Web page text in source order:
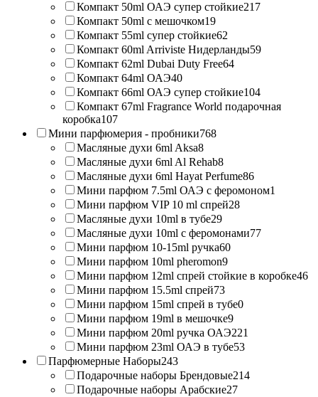
Компакт 50ml ОАЭ супер стойкие217
Компакт 50ml с мешочком19
Компакт 55ml супер стойкие62
Компакт 60ml Arriviste Нидерланды59
Компакт 62ml Dubai Duty Free64
Компакт 64ml ОАЭ40
Компакт 66ml ОАЭ супер стойкие104
Компакт 67ml Fragrance World подарочная
коробка107
Мини парфюмерия - пробники768
Масляные духи 6ml Aksa8
Масляные духи 6ml Al Rehab8
Масляные духи 6ml Hayat Perfume86
Мини парфюм 7.5ml ОАЭ с феромоном1
Мини парфюм VIP 10 ml спрей28
Масляные духи 10ml в тубе29
Масляные духи 10ml с феромонами77
Мини парфюм 10-15ml ручка60
Мини парфюм 10ml pheromon9
Мини парфюм 12ml спрей стойкие в коробке46
Мини парфюм 15.5ml спрей73
Мини парфюм 15ml спрей в тубе0
Мини парфюм 19ml в мешочке9
Мини парфюм 20ml ручка ОАЭ221
Мини парфюм 23ml ОАЭ в тубе53
Парфюмерные Наборы243
Подарочные наборы Брендовые214
Подарочные наборы Арабские27